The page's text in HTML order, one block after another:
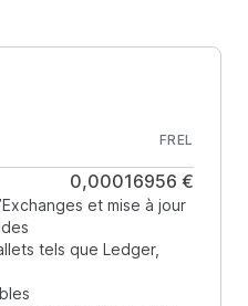
FREL
0,00016956 €
et mise à jour
tels que Ledger,